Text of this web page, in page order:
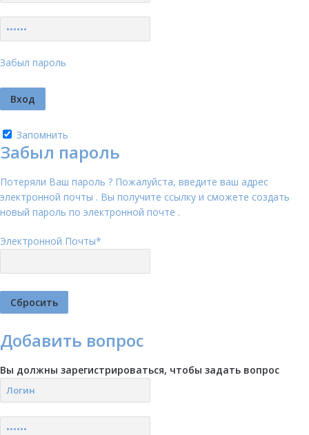
Забыл пароль
Запомнить
Забыл пароль
Потеряли Ваш пароль ? Пожалуйста, введите ваш адрес
электронной почты . Вы получите ссылку и сможете создать
новый пароль по электронной почте .
Электронной Почты*
Добавить вопрос
Вы должны зарегистрироваться, чтобы задать вопрос